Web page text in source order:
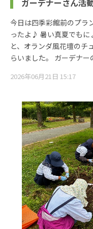
ガーデナーさん活
今日は四季彩館前のプラ
ったよ♪ 暑い真夏でもに
と、オランダ風花壇のチ
らいました。 ガーデナ
2026年06月21日 15:17